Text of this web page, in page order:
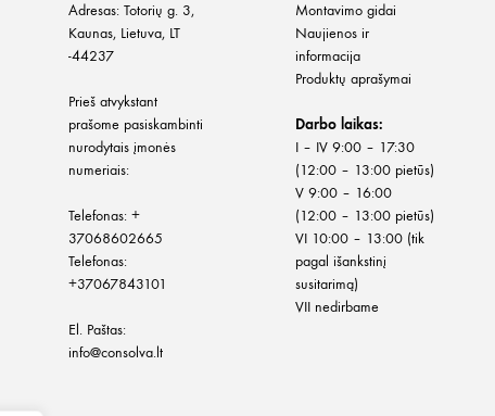
Adresas: Totorių g. 3,
Kaunas, Lietuva, LT
-44237
Prieš atvykstant
prašome pasiskambinti
nurodytais įmonės
numeriais:
Telefonas: +
37068602665
Telefonas:
+37067843101
El. Paštas:
info@consolva.lt
Montavimo gidai
Naujienos ir
informacija
Produktų aprašymai
Darbo laikas:
I – IV 9:00 – 17:30
(12:00 – 13:00 pietūs)
V 9:00 – 16:00
(12:00 – 13:00 pietūs)
VI 10:00 – 13:00 (tik
pagal išankstinį
susitarimą)
VII nedirbame